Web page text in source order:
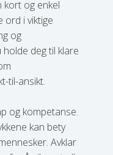
kort og enkel
ord i viktige
og
deg til klare
til-ansikt.
og kompetanse.
kan bety
Avklar